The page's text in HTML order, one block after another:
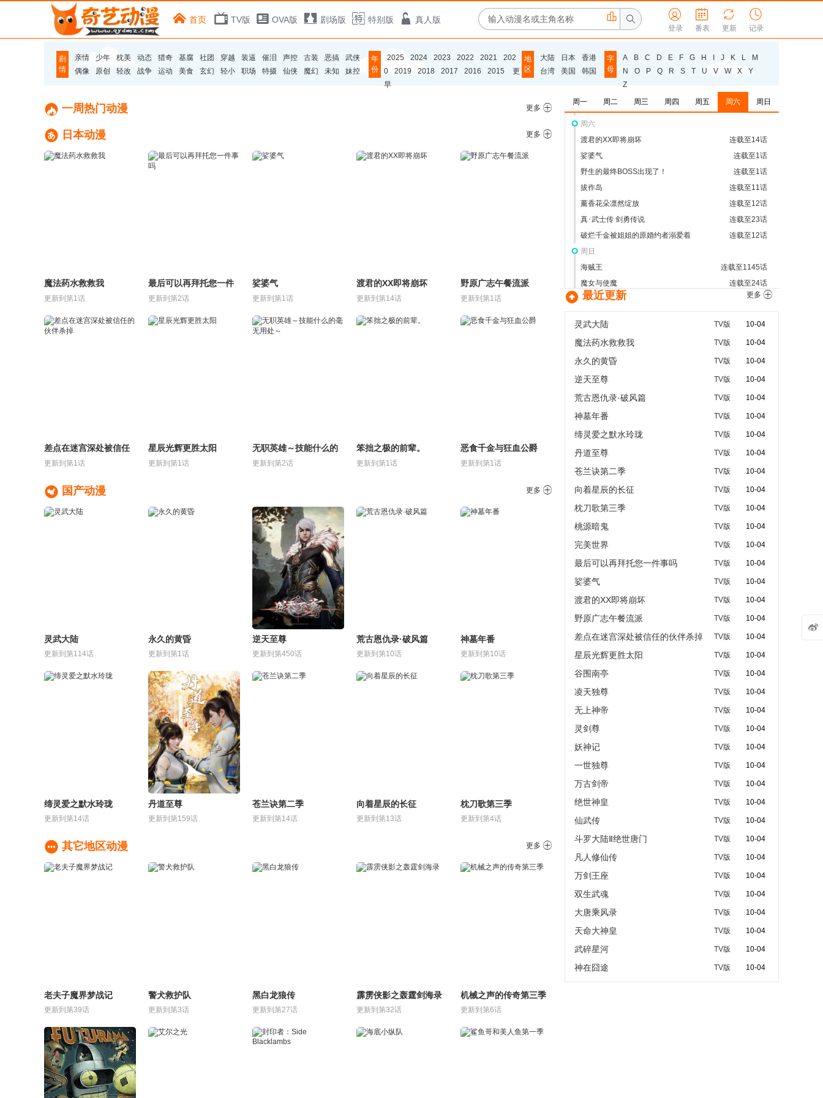
剧
情
亲情 少年 枕美 动态 猎奇 基腐 社团 穿越 装逼 催泪 声控 古装 恶搞
武侠
偶像
原创 轻改 战争 运动 美食 玄幻 轻小 职场 特摄 仙侠 魔幻 未知 妹控
年
份
2025 2024 2023 2022 2021
202
0
2019 2018 2017 2016 2015
更
早
地
区
大陆 日本
香港
台湾
美国 韩国
字
母
A B C D E F G H J K L
M
N
O P Q R S T U V W X
Y
Z
首页 TV版 OVA版 剧场版 特别版 真人版 
登录

番表

更新

记录


更多 
 一周热门动漫
更多 
 日本动漫
魔法药水救救我
更新到第1话
最后可以再拜托您一件
事吗
更新到第2话
娑婆气
更新到第1话
渡君的XX即将崩坏
更新到第14话
野原广志午餐流派
更新到第1话
差点在迷宫深处被信任
的伙伴杀掉
更新到第1话
星辰光辉更胜太阳
更新到第1话
无职英雄～技能什么的
毫无用处～
更新到第2话
笨拙之极的前辈。
更新到第1话
恶食千金与狂血公爵
更新到第1话
更多 
 国产动漫
灵武大陆
更新到第114话
永久的黄昏
更新到第1话
逆天至尊
更新到第450话
荒古恩仇录·破风篇
更新到第10话
神墓年番
更新到第10话
缔灵爱之默水玲珑
更新到第14话
丹道至尊
更新到第159话
苍兰诀第二季
更新到第14话
向着星辰的长征
更新到第13话
枕刀歌第三季
更新到第4话
更多 
 其它地区动漫
老夫子魔界梦战记
更新到第39话
警犬救护队
更新到第3话
黑白龙狼传
更新到第27话
霹雳侠影之轰霆剑海录
更新到第32话
机械之声的传奇第三季
更新到第6话
周一 周二 周三 周四 周五 周六 周日
连载至1话
永久的黄昏
连载至2话
最后可以再拜托您一件事吗
连载至1话
野原广志午餐流派
连载至1话
恶食千金与狂血公爵
连载至29话
连载至12话
沉默魔女的秘密
周六
连载至14话
渡君的XX即将崩坏
连载至1话
娑婆气
连载至1话
野生的最终BOSS出现了！
连载至11话
拔作岛
连载至12话
薰香花朵凛然绽放
连载至23话
真･武士传 剑勇传说
连载至12话
破烂千金被姐姐的原婚约者溺爱着
周日
连载至1145话
海贼王
连载至24话
魔女与使魔
更多 
 最近更新
10-04
灵武大陆 TV版
10-04
魔法药水救救我 TV版
10-04
永久的黄昏 TV版
10-04
逆天至尊 TV版
10-04
荒古恩仇录·破风篇 TV版
10-04
神墓年番 TV版
10-04
缔灵爱之默水玲珑 TV版
10-04
丹道至尊 TV版
10-04
苍兰诀第二季 TV版
10-04
向着星辰的长征 TV版
10-04
枕刀歌第三季 TV版
10-04
桃源暗鬼 TV版
10-04
完美世界 TV版
10-04
最后可以再拜托您一件事吗 TV版
10-04
娑婆气 TV版
10-04
渡君的XX即将崩坏 TV版
10-04
野原广志午餐流派 TV版
10-04
差点在迷宫深处被信任的伙伴杀掉 TV版
10-04
星辰光辉更胜太阳 TV版
10-04
谷围南亭 TV版
10-04
凌天独尊 TV版
10-04
无上神帝 TV版
10-04
灵剑尊 TV版
10-04
妖神记 TV版
10-04
一世独尊 TV版
10-04
万古剑帝 TV版
10-04
绝世神皇 TV版
10-04
仙武传 TV版
10-04
斗罗大陆Ⅱ绝世唐门 TV版
10-04
凡人修仙传 TV版
10-04
万剑王座 TV版
10-04
双生武魂 TV版
10-04
大唐乘风录 TV版
10-04
天命大神皇 TV版
10-04
武碎星河 TV版
10-04
神在囧途 TV版
